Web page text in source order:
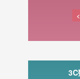
<